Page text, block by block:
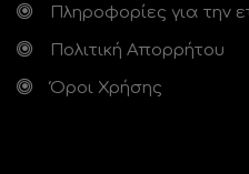
Πληροφορίες για την
Πολιτική Απορρήτου
Όροι Χρήσης